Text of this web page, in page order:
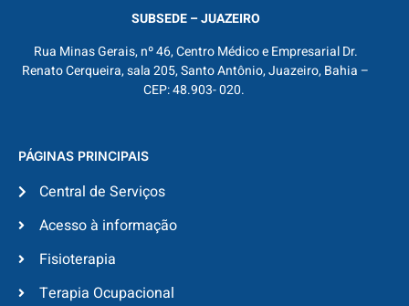
SUBSEDE – JUAZEIRO
Rua Minas Gerais, nº 46, Centro Médico e Empresarial Dr.
Renato Cerqueira, sala 205, Santo Antônio, Juazeiro, Bahia –
CEP: 48.903- 020.
PÁGINAS PRINCIPAIS
Central de Serviços
Acesso à informação
Fisioterapia
Terapia Ocupacional